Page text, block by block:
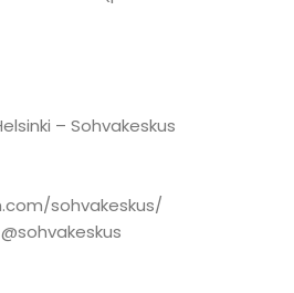
– Sohvakeskus
sohvakeskus/